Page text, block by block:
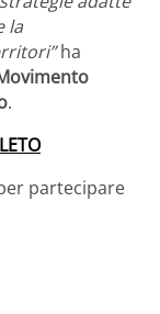
la
ha
.
partecipare